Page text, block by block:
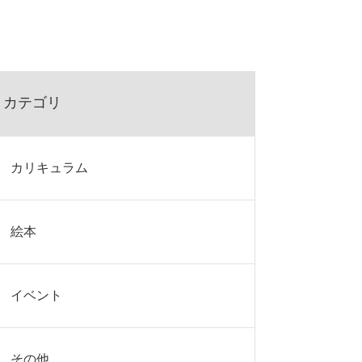
カテゴリ
カリキュラム
絵本
イベント
その他